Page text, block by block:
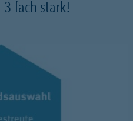
fach stark!